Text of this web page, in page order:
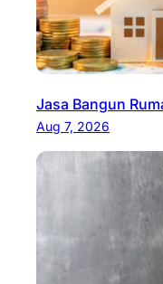
Jasa Bangun
Aug 7, 2026